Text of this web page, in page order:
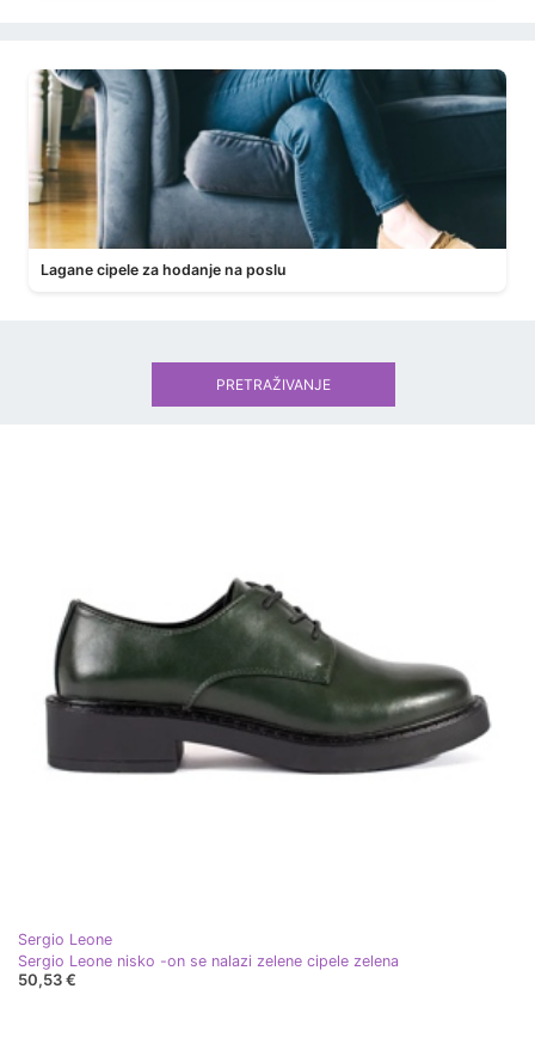
Lagane cipele za hodanje na poslu
Sergio Leone
Sergio Leone nisko -on se nalazi zelene cipele zelena
50,53 €
PRETRAŽIVANJE